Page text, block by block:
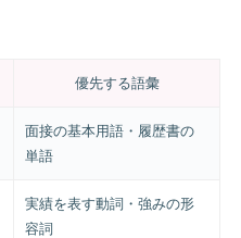
優先する語彙
面接の基本用語・履歴書の
単語
実績を表す動詞・強みの形
容詞